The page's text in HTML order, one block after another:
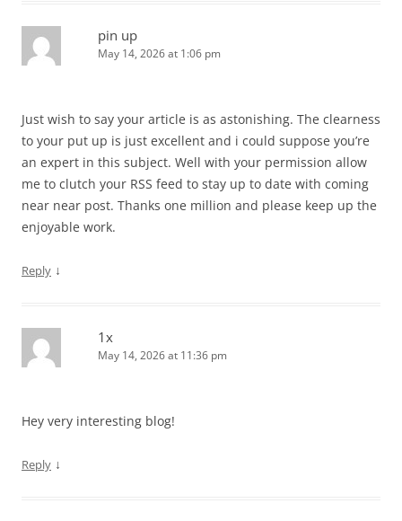
pin up
May 14, 2026 at 1:06 pm
Just wish to say your article is as astonishing. The clearness
to your put up is just excellent and i could suppose you’re
an expert in this subject. Well with your permission allow
me to clutch your RSS feed to stay up to date with coming
near near post. Thanks one million and please keep up the
enjoyable work.
Reply ↓
1x
May 14, 2026 at 11:36 pm
Hey very interesting blog!
Reply ↓